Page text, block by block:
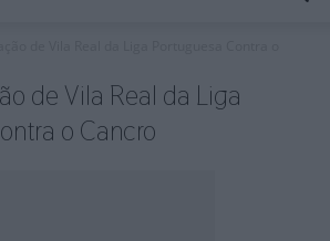
de Vila Real da Liga Portuguesa Contra o
de Vila Real da Liga
o Cancro